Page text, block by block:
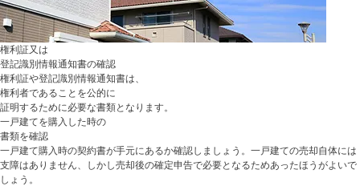
権利証又は
登記識別情報通知書の確認
権利証や登記識別情報通知書は、
権利者であることを公的に
証明するために必要な書類となります。
一戸建てを購入した時の
書類を確認
一戸建て購入時の契約書が手元にあるか確認しましょう。一戸建ての売却自体には
支障はありません、しかし売却後の確定申告で必要となるためあったほうがよいで
しょう。